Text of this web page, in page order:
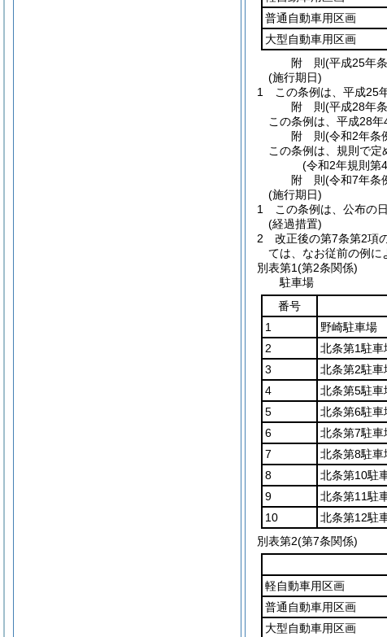
普通自動車用区画
大型自動車用区画
附 則(平成25年
(施行期日)
1
この条例は、平成25
附 則(平成28年
この条例は、平成28年
附 則(令和2年条
この条例は、規則で定
(令和2年規則第
附 則(令和7年条
(施行期日)
1
この条例は、公布の
(経過措置)
2
改正後の第7条第2項
ては、なお従前の例に
別表第1(第2条関係)
駐車場
番号
1
野崎駐車場
2
北条第1駐車
3
北条第2駐車
4
北条第5駐車
5
北条第6駐車
6
北条第7駐車
7
北条第8駐車
8
北条第10駐
9
北条第11駐
10
北条第12駐
別表第2(第7条関係)
軽自動車用区画
普通自動車用区画
大型自動車用区画